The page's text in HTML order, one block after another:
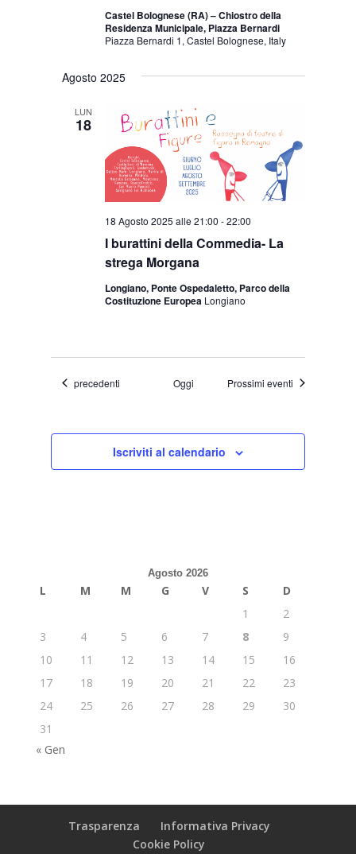
Castel Bolognese (RA) – Chiostro della
Residenza Municipale, Piazza Bernardi
Piazza Bernardi 1, Castel Bolognese, Italy
Agosto 2025
LUN
18
I burattini della Commedia- La
strega Morgana
18 Agosto 2025 alle 21:00 -22:00
Longiano, Ponte Ospedaletto, Parco della
Costituzione Europea Longiano
Eventi
precedenti Oggi Prossimi eventi
Iscriviti al calendario
Agosto 2026
L M M G V S
D
1
2
3
4 5 6 7 8
9
10
11 12 13 14 15
16
17
18 19 20 21 22
23
24
25 26 27 28 29
30
31
« Gen
Trasparenza
Informativa Privacy
Cookie Policy